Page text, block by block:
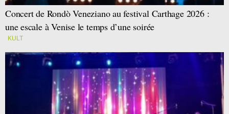
Concert de Rondò Veneziano au festival Carthage 2026 :
une escale à Venise le temps d’une soirée
KULT